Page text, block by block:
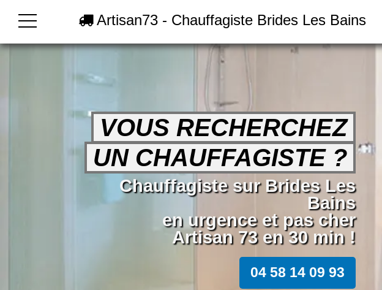
Artisan73 - Chauffagiste Brides Les Bains
VOUS RECHERCHEZ
UN CHAUFFAGISTE ?
Chauffagiste sur Brides Les
Bains
en urgence et pas cher
Artisan 73 en 30 min !
04 58 14 09 93